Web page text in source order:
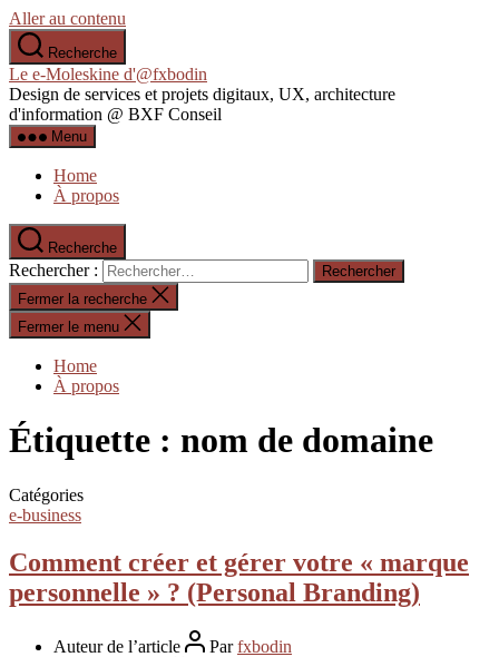
Aller au contenu
Recherche
Le e-Moleskine d'@fxbodin
Design de services et projets digitaux, UX, architecture
d'information @ BXF Conseil
Menu
Home
À propos
Recherche
Rechercher :
Fermer la recherche
Fermer le menu
Home
À propos
Étiquette : nom de domaine
Catégories
e-business
Comment créer et gérer votre « marque
personnelle » ? (Personal Branding)
Auteur de l’article Parfxbodin